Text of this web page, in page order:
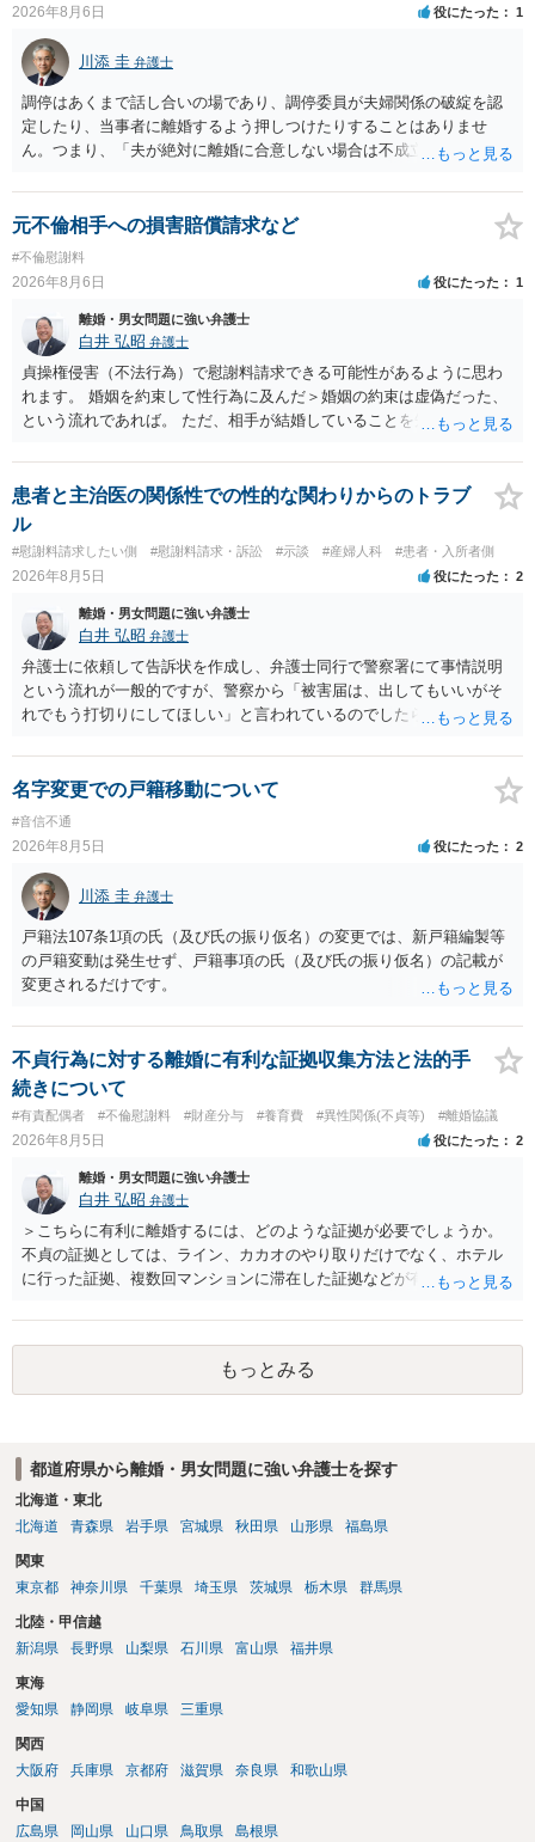
2026年8月6日 役にたった 1
川添 圭 弁護士
調停はあくまで話し合いの場であり、調停委員が夫婦関係の破綻を認
定したり、当事者に離婚するよう押しつけたりすることはありませ
ん。つまり、「夫が絶対に離婚に合意しない場合は不成立になり」、
きません。 調停段階での離婚成立を希望するなら、夫が離婚に前向き
になるような条件提示をする等、模索するほかありません（極端な話
をいえば、夫から「この条件なら離婚してもよい」として提示された
条件を全部丸呑みする、という方法しかないかもしれません）。た
だ、離婚訴訟をしたくないという考えを見透かされてしまうと、逆に
足下を見られてしまいますので、注意する必要があります。 夫が離婚
に抵抗する可能性が高いのであれば、むしろ淡々と調停不成立にして
離婚訴訟で離婚原因を主張し、判決へ持っていく方が近道であること
も少なくありません。見通し等を含め、弁護士へ相談・依頼した方が
よいと思います。
元不倫相手への損害賠償請求など
#不倫慰謝料
2026年8月6日 役にたった 1
離婚・男女問題に強い弁護士
白井 弘昭 弁護士
貞操権侵害（不法行為）で慰謝料請求できる可能性があるように思わ
れます。 婚姻を約束して性行為に及んだ＞婚姻の約束は虚偽だった、
という流れであれば。 ただ、相手が結婚していることを知って行為に
性も認められそうですので、あまり慰謝料は高額にならないように思
われます。 一度、最寄りの弁護士に相談してみてください。
患者と主治医の関係性での性的な関わりからのトラブ
ル
#慰謝料請求したい側 #慰謝料請求・訴訟 #示談 #産婦人科 #患者・入所者側
2026年8月5日 役にたった 2
離婚・男女問題に強い弁護士
白井 弘昭 弁護士
弁護士に依頼して告訴状を作成し、弁護士同行で警察署にて事情説明
という流れが一般的ですが、警察から「被害届は、出してもいいがそ
れでもう打切りにしてほしい」と言われているのでしたら、あまり結
検察庁に訴えるのもありかもしれないですが、実際に捜査をするの
は、結局所轄だと思われますので、やはり結論は変わらないかもしれ
ないです。 一度、最寄りの「刑事に強い」とうたっている弁護士に相
談してみてはいかがでしょうか。 以上、ご参考まで。
名字変更での戸籍移動について
#音信不通
2026年8月5日 役にたった 2
川添 圭 弁護士
戸籍法107条1項の氏（及び氏の振り仮名）の変更では、新戸籍編製等
の戸籍変動は発生せず、戸籍事項の氏（及び氏の振り仮名）の記載が
変更されるだけです。
不貞行為に対する離婚に有利な証拠収集方法と法的手
続きについて
#有責配偶者 #不倫慰謝料 #財産分与 #養育費 #異性関係(不貞等) #離婚協議
2026年8月5日 役にたった 2
離婚・男女問題に強い弁護士
白井 弘昭 弁護士
＞こちらに有利に離婚するには、どのような証拠が必要でしょうか。
不貞の証拠としては、ライン、カカオのやり取りだけでなく、ホテル
に行った証拠、複数回マンションに滞在した証拠などが有効です。 不
婚する、慰謝料をとるなど）ことができると思われます。 ただし、不
貞発覚後、長期間同居を続けると、不貞を許したとの評価につながる
場合がありますので、ご注意ください。 以上、ご参考まで。
もっとみる
都道府県から離婚・男女問題に強い弁護士を探す
北海道・東北
北海道
青森県 岩手県 宮城県 秋田県 山形県 福島県
関東
東京都
神奈川県 千葉県 埼玉県 茨城県 栃木県 群馬県
北陸・甲信越
新潟県
長野県 山梨県 石川県 富山県 福井県
東海
愛知県
静岡県 岐阜県 三重県
関西
大阪府
兵庫県 京都府 滋賀県 奈良県 和歌山県
中国
広島県
岡山県 山口県 鳥取県 島根県